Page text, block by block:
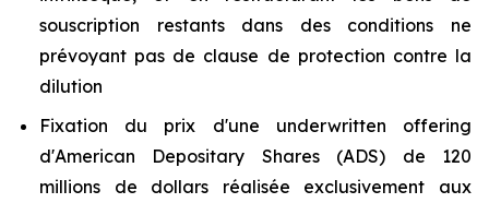
souscription restants dans des conditions ne
prévoyant pas de clause de protection contre la
dilution
Fixation du prix d'une underwritten
offering
d'American Depositary Shares(ADS) de 120
millions de dollars réalisée exclusivement aux